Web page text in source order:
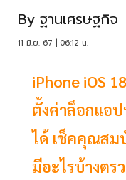
By ฐานเศรษฐกิจ
11 มิ.ย. 67 | 06:12 น.
iPhone iOS
ตั้งค่าล็อกแอ
ได้ เช็คคุณสม
มีอะไรบ้างตร